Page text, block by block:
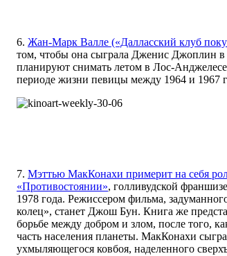
6. Жан-Марк Валле («Далласский клуб
том, чтобы она сыграла Дженис Джоплин
планируют снимать летом в Лос-
периоде жизни певицы между 1964 и 1967
7. Мэттью МакКонахи примерит на себя
«Противостоянии», голливудской
1978 года. Режиссером фильма,
колец», станет Джош Бун. Книга же
борьбе между добром и злом, после того,
часть населения планеты. МакКонахи
ухмыляющегося ковбоя, наделенного